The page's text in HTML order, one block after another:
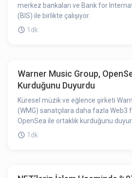
merkez bankaları ve Bank for
(BIS) ile birlikte çalışıyor.
1dk
Warner Music Group,
Kurduğunu Duyurdu
Küresel müzik ve eğlence şirketi
(WMG) sanatçılara daha fazla Web3
OpenSea ile ortaklık kurduğunu
1dk